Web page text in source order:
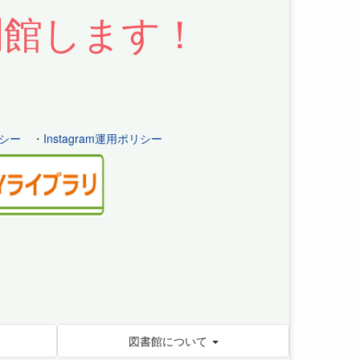
します！
ー ・ Instagram運用ポリシー
図書館について